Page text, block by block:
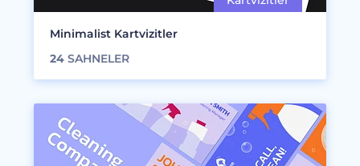
Minimalist Kartvizitler
24 SAHNELER